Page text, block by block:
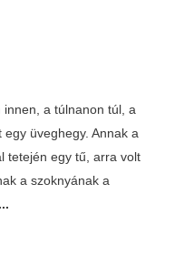
a túlnanon túl, a
üveghegy. Annak a
tetején egy tű, arra volt
a szoknyának a
...